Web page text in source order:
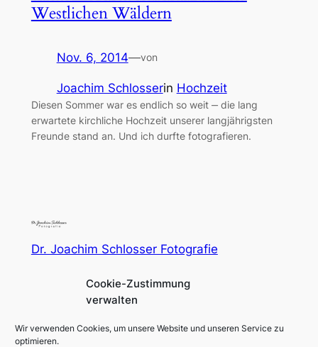
Cookie-Zustimmung
verwalten
Wir verwenden Cookies, um unsere Website und unseren Service zu
optimieren.
Westlichen Wäldern
Nov. 6, 2014—von
Joachim Schlosserin Hochzeit
Diesen Sommer war es endlich so weit ‒ die lang
erwartete kirchliche Hochzeit unserer langjährigsten
Freunde stand an. Und ich durfte fotografieren.
Dr. Joachim Schlosser Fotografie
Fotografie für Menschen in und um Augsburg und
Impressum